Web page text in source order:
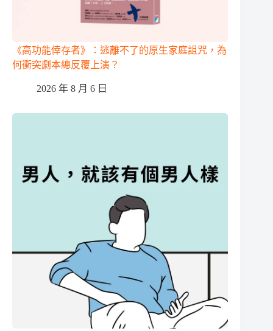
《高功能倖存者》：逃離不了的原生家庭詛咒，為
何衝突劇本總反覆上演？
2026 年 8 月 6 日